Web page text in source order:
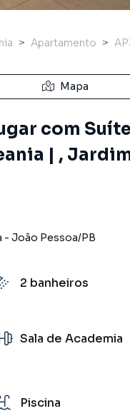
Apartamento
Mapa
com Suíte
| ,
- João Pessoa/PB
2 banheiros
Sala de Academia
Piscina